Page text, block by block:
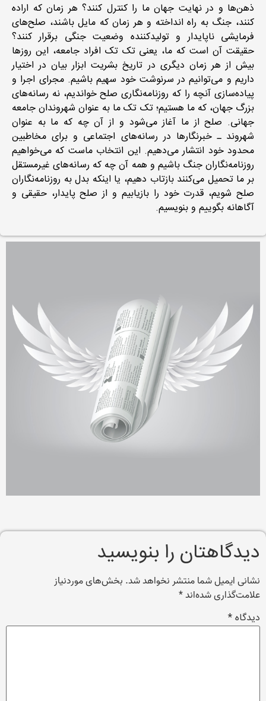
ذهن‌ها و در نهایت جهان ما را کنترل کنند؟ هر زمان که اراده
کنند، جنگ به راه انداخته و هر زمان که مایل باشند، صلح‌های
فرمایشی ناپایدار و تولیدکننده وضعیت جنگی برقرار کنند؟
حقیقت آن است که ما، یعنی تک تک افراد جامعه، این روزها
بیش از هر زمان دیگری در تاریخ بشریت ابزار بیان در اختیار
داریم و می‌توانیم در سرنوشت خود سهیم باشیم. مجرای اجرا و
پیاده‌سازی آنچه را که روزنامه‌نگاری صلح خواندیم، نه رسانه‌های
بزرگ جهان، که ما هستیم؛ تک تک ما به عنوان شهروندان جامعه
جهانی. صلح از ما آغاز می‌شود و از آن چه که ما به عنوان
شهروند ـ خبرنگارها در رسانه‌های اجتماعی و برای مخاطبین
محدود خود انتشار می‌دهیم. این انتخاب ماست که می‌خواهیم
روزنامه‌نگاران جنگ باشیم و همه آن چه که رسانه‌های غیرمستقل
بر ما تحمیل می‌کنند بازتاب دهیم، یا اینکه بدل به روزنامه‌نگاران
صلح شویم، قدرت خود را بازیابیم و از صلح پایدار، حقیقی و
آگاهانه بگوییم و بنویسیم.
دیدگاهتان را بنویسید
نشانی ایمیل شما منتشر نخواهد شد. بخش‌های موردنیاز
علامت‌گذاری شده‌اند*
دیدگاه*